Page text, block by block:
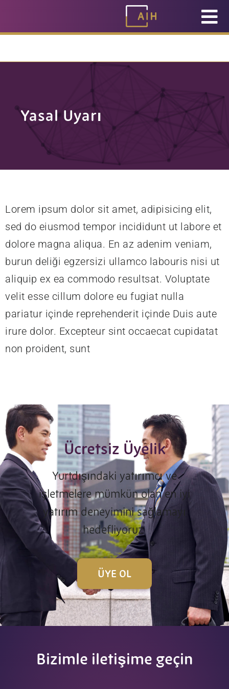
Yasal Uyarı
Lorem ipsum dolor sit amet, adipisicing elit,
sed do eiusmod tempor incididunt ut labore et
dolore magna aliqua. En az adenim veniam,
burun deliği egzersizi ullamco labouris nisi ut
aliquip ex ea commodo resultsat. Voluptate
velit esse cillum dolore eu fugiat nulla
pariatur içinde reprehenderit içinde Duis aute
irure dolor. Excepteur sint occaecat cupidatat
non proident, sunt
Ücretsiz Üyelik
Yurtdışındaki yatırımcı ve
işletmelere mümkün olan en iyi
yatırım deneyimini sağlamayı
hedefliyoruz
ÜYE OL
Bizimle iletişime geçin